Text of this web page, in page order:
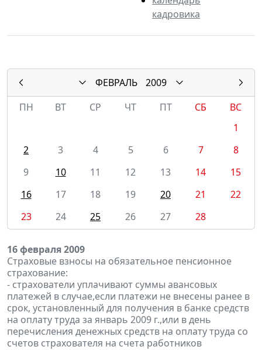
кадровика
ФЕВРАЛЬ
2009
ПН
ВТ СР ЧТ ПТ СБ
ВС
1
2
3 4 5 6 7
8
9
10 11 12 13 14
15
16
17 18 19 20 21
22
23
24 25 26 27 28
16 февраля 2009
Страховые взносы на обязательное пенсионное
страхование:
- страхователи уплачивают суммы авансовых
платежей в случае,если платежи не внесены ранее в
срок, установленный для получения в банке средств
на оплату труда за январь 2009 г.,или в день
перечисления денежных средств на оплату труда со
счетов страхователя на счета работников